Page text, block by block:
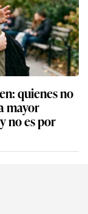
quienes no
mayor
no es por